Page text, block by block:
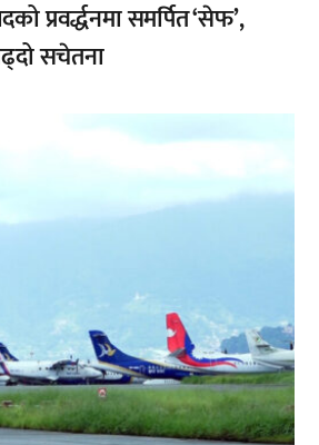
प्रवर्द्धनमा समर्पित ‘सेफ’,
सचेतना